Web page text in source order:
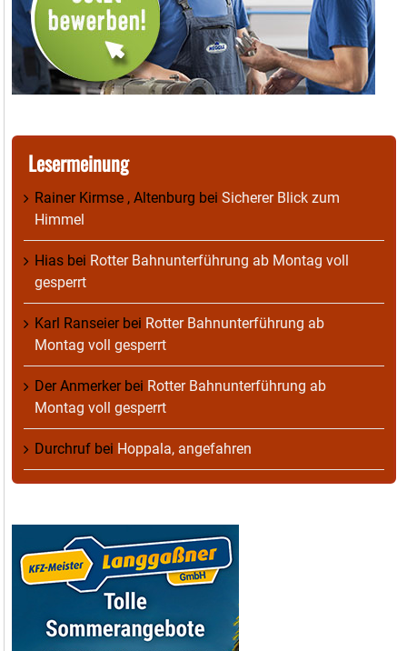
Lesermeinung
Rainer Kirmse , Altenburg bei Sicherer Blick zum
Himmel
Hias bei Rotter Bahnunterführung ab Montag voll
gesperrt
Karl Ranseierbei Rotter Bahnunterführung ab
Montag voll gesperrt
Der Anmerkerbei Rotter Bahnunterführung ab
Montag voll gesperrt
Durchruf bei Hoppala, angefahren